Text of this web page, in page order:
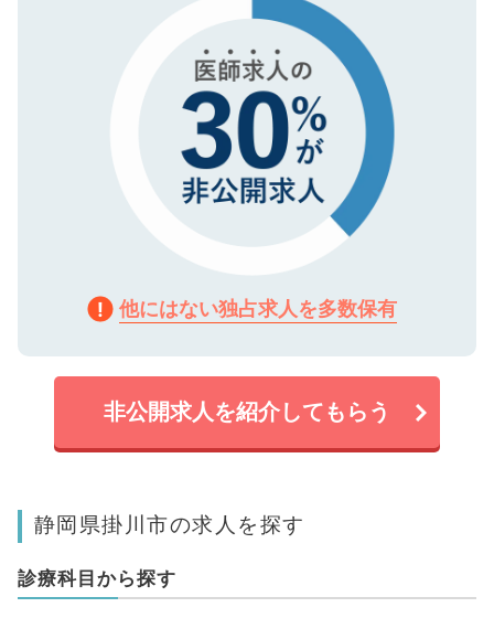
他にはない独占求人を多数保有
非公開求人を紹介してもらう
静岡県掛川市の求人を探す
診療科目から探す